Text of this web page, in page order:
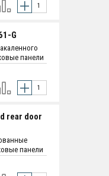
G
панели
- 1.2 мм
rear door
панели
- 1.2 мм